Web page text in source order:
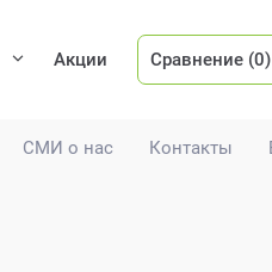
СМИ о нас Контакты
Акции Сравнение (0)